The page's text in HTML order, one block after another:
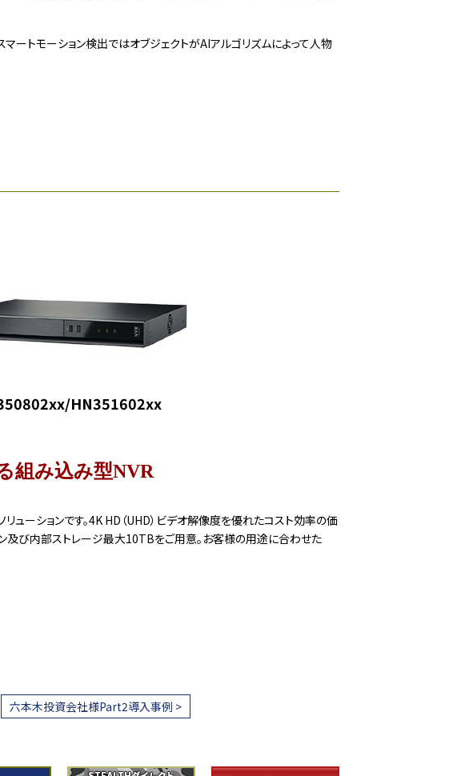
ートモーション検出ではオブジェクトがAIアルゴリズムによって人物
HN351602xx
組み込み型NVR
ーションです。4K HD（UHD）ビデオ解像度を優れたコスト効率の価
及び内部ストレージ最大10TBをご用意。お客様の用途に合わせた
六本木投資会社様Part2導入事例 >